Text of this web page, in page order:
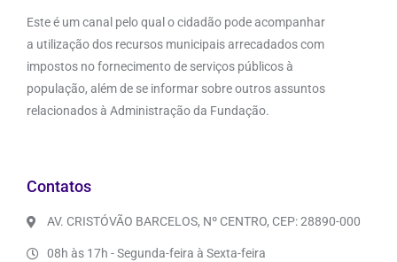
Este é um canal pelo qual o cidadão pode acompanhar
a utilização dos recursos municipais arrecadados com
impostos no fornecimento de serviços públicos à
população, além de se informar sobre outros assuntos
relacionados à Administração da Fundação.
Contatos
AV. CRISTÓVÃO BARCELOS, Nº CENTRO, CEP: 28890-000
08h às 17h - Segunda-feira à Sexta-feira